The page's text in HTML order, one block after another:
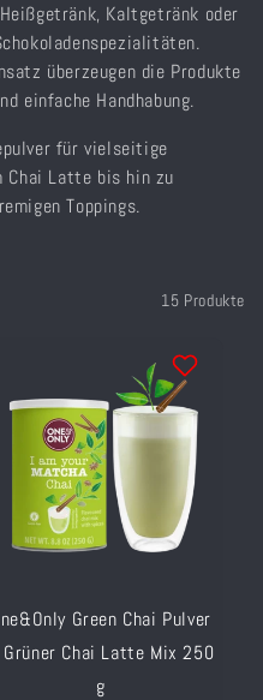
Kaltgetränk oder
überzeugen die Produkte
einfache Handhabung.
für vielseitige
Chai Latte bis hin zu
Toppings.
15 Produkte
Green Chai Pulver
Chai Latte Mix 250
g